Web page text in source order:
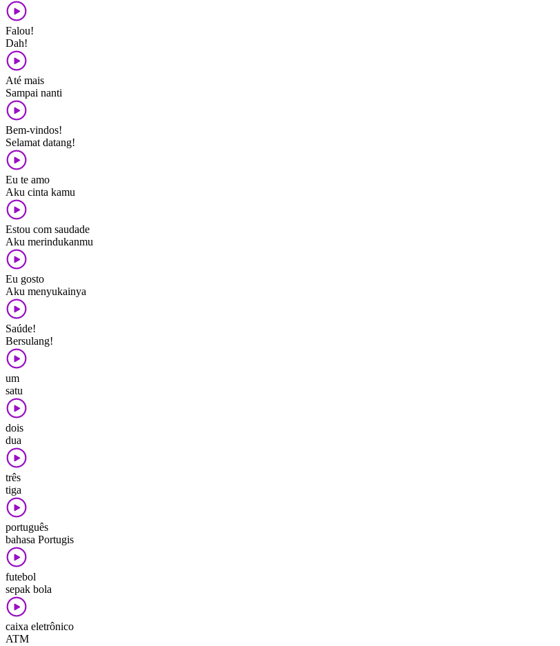
Falou!
Dah!
Até mais
Sampai nanti
Bem-vindos!
Selamat datang!
Eu te amo
Aku cinta kamu
Estou com saudade
Aku merindukanmu
Eu gosto
Aku menyukainya
Saúde!
Bersulang!
um
satu
dois
dua
três
tiga
português
bahasa Portugis
futebol
sepak bola
caixa eletrônico
ATM